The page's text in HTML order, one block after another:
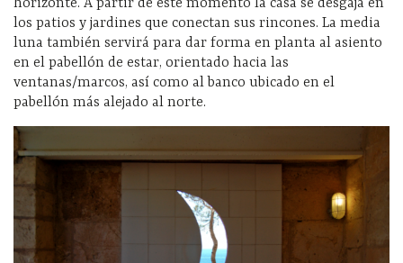
los patios y jardines que conectan sus rincones. La media
luna también servirá para dar forma en planta al asiento
en el pabellón de estar, orientado hacia las
ventanas/marcos, así como al banco ubicado en el
pabellón más alejado al norte.